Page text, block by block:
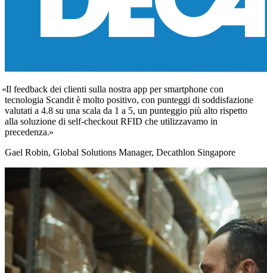
Il feedback dei clienti sulla nostra app per smartphone con
tecnologia Scandit è molto positivo, con punteggi di soddisfazione
valutati a 4.8 su una scala da 1 a 5, un punteggio più alto rispetto
alla soluzione di self-checkout RFID che utilizzavamo in
precedenza.
Gael Robin, Global Solutions Manager, Decathlon Singapore